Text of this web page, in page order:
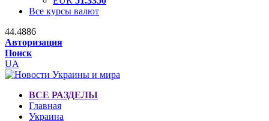
Все курсы валют
44.4886
Авторизация
Поиск
UA
ВСЕ РАЗДЕЛЫ
Главная
Украина